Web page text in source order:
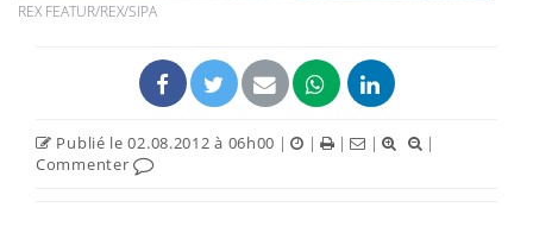
REX FEATUR/REX/SIPA
Publié le 02.08.2012 à 06h00 | | | |
|
Commenter